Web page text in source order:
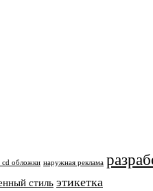
cd обложки наружная реклама
стиль этикетка